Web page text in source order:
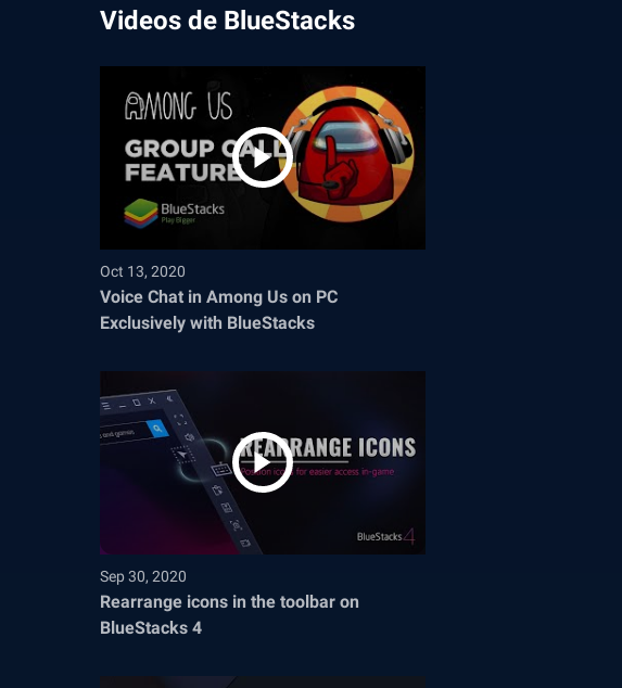
Videos de BlueStacks
Oct 13, 2020
Voice Chat in Among Us on PC
Exclusively with BlueStacks
Sep 30, 2020
Rearrange icons in the toolbar on
BlueStacks 4